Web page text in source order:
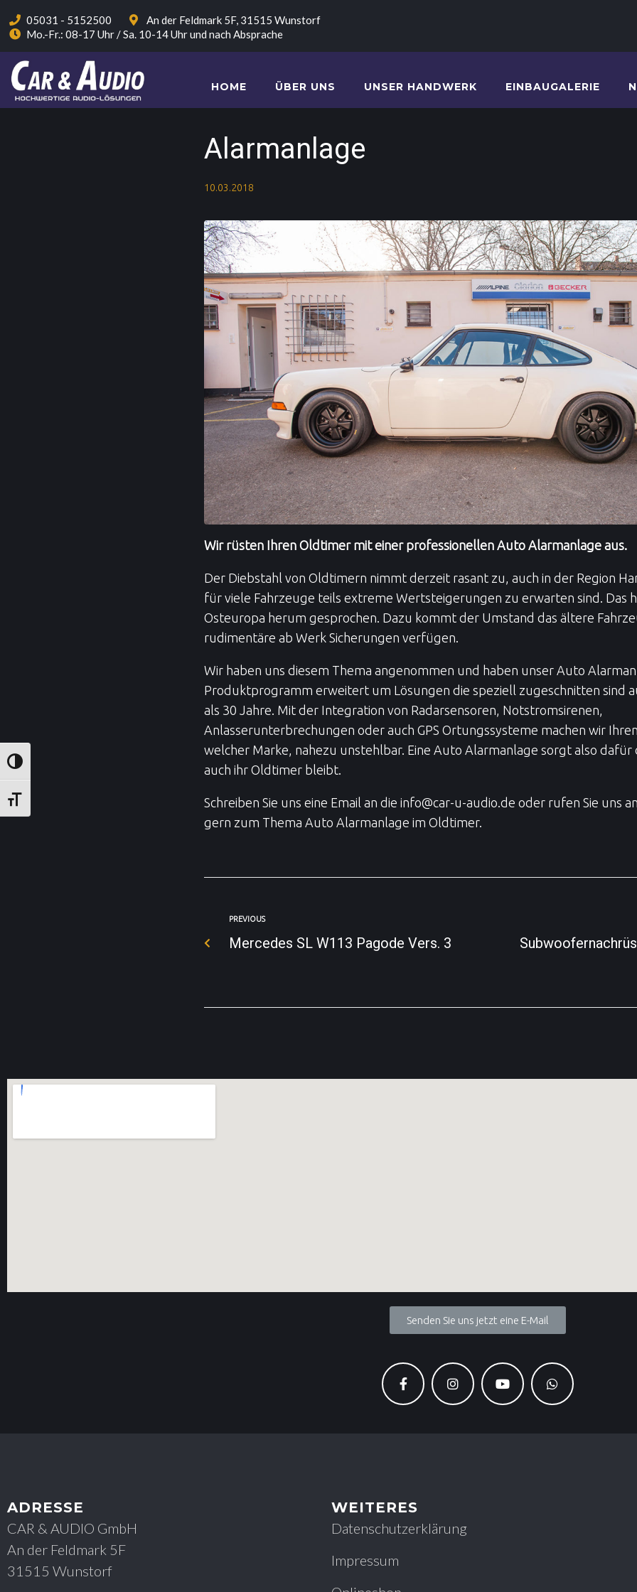
UMSCHALTEN AUF HOHE KONTRASTE
SCHRIFT VERGRÖSSERN
05031 - 5152500
An der Feldmark 5F, 31515 Wunstorf
Mo.-Fr.: 08-17 Uhr / Sa. 10-14 Uhr und nach Absprache
HOME ÜBER UNS UNSER HANDWERK EINBAUGALERIE
Alarmanlage
10.03.2018
Wir rüsten Ihren Oldtimer mit einer professionellen Auto Alarmanlage aus.
Der Diebstahl von Oldtimern nimmt derzeit rasant zu, auch in der Region
für viele Fahrzeuge teils extreme Wertsteigerungen zu erwarten sind. Das
Osteuropa herum gesprochen. Dazu kommt der Umstand das ältere
rudimentäre ab Werk Sicherungen verfügen.
Wir haben uns diesem Thema angenommen und haben unser Auto
Produktprogramm erweitert um Lösungen die speziell zugeschnitten sind
als 30 Jahre. Mit der Integration von Radarsensoren, Notstromsirenen,
Anlasserunterbrechungen oder auch GPS Ortungssysteme machen wir
welcher Marke, nahezu unstehlbar. Eine Auto Alarmanlage sorgt also dafür
auch ihr Oldtimer bleibt.
Schreiben Sie uns eine Email an die info@car-u-audio.de oder rufen Sie uns
gern zum Thema Auto Alarmanlage im Oldtimer.
PREVIOUS
Mercedes SL W113 Pagode Vers. 3
Senden Sie uns jetzt eine E-Mail
ADRESSE
CAR & AUDIO GmbH
An der Feldmark 5F
31515 Wunstorf
WEITERES
Datenschutzerklärung
Impressum